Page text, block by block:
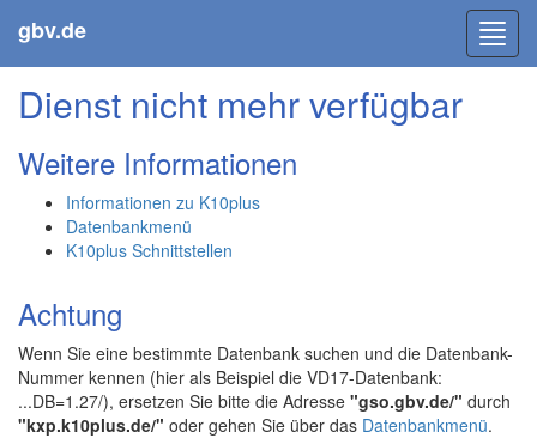
gbv.de
Dienst nicht mehr verfügbar
Weitere Informationen
Informationen zu K10plus
Datenbankmenü
K10plus Schnittstellen
Achtung
Wenn Sie eine bestimmte Datenbank suchen und die Datenbank-
Nummer kennen (hier als Beispiel die VD17-Datenbank:
...DB=1.27/), ersetzen Sie bitte die Adresse "gso.gbv.de/" durch
"kxp.k10plus.de/" oder gehen Sie über das Datenbankmenü.